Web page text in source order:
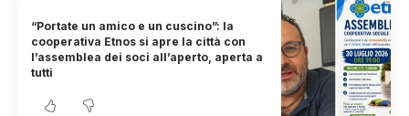
“Portate un amico e un cuscino”: la
cooperativa Etnos si apre la città con
l’assemblea dei soci all’aperto, aperta a
tutti